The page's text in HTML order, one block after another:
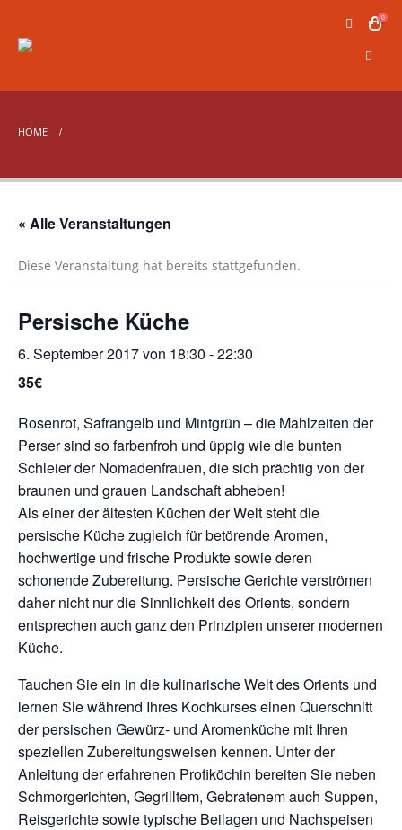
0
HOME
« Alle Veranstaltungen
Diese Veranstaltung hat bereits stattgefunden.
Persische Küche
6. September 2017 von 18:30 -22:30
35€
Rosenrot, Safrangelb und Mintgrün – die Mahlzeiten der
Perser sind so farbenfroh und üppig wie die bunten
Schleier der Nomadenfrauen, die sich prächtig von der
braunen und grauen Landschaft abheben!
Als einer der ältesten Küchen der Welt steht die
persische Küche zugleich für betörende Aromen,
hochwertige und frische Produkte sowie deren
schonende Zubereitung. Persische Gerichte verströmen
daher nicht nur die Sinnlichkeit des Orients, sondern
entsprechen auch ganz den Prinzipien unserer modernen
Küche.
Tauchen Sie ein in die kulinarische Welt des Orients und
lernen Sie während Ihres Kochkurses einen Querschnitt
der persischen Gewürz- und Aromenküche mit Ihren
speziellen Zubereitungsweisen kennen. Unter der
Anleitung der erfahrenen Profiköchin bereiten Sie neben
Schmorgerichten, Gegrilltem, Gebratenem auch Suppen,
Reisgerichte sowie typische Beilagen und Nachspeisen